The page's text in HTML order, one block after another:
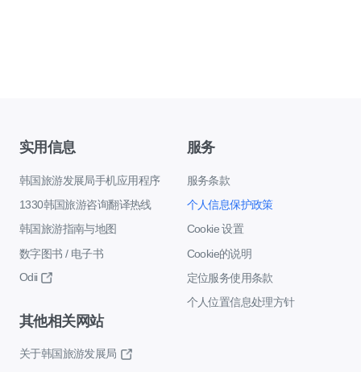
实用信息
韩国旅游发展局手机应用程序
1330韩国旅游咨询翻译热线
韩国旅游指南与地图
数字图书 / 电子书
Odii
服务
服务条款
个人信息保护政策
Cookie 设置
Cookie的说明
定位服务使用条款
个人位置信息处理方针
其他相关网站
关于韩国旅游发展局